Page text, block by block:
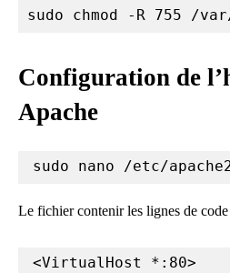
sudo chmod -R 755 /
Configuration de
Apache
sudo nano /etc/
Le fichier contenir les lignes de
<VirtualHost *:80>